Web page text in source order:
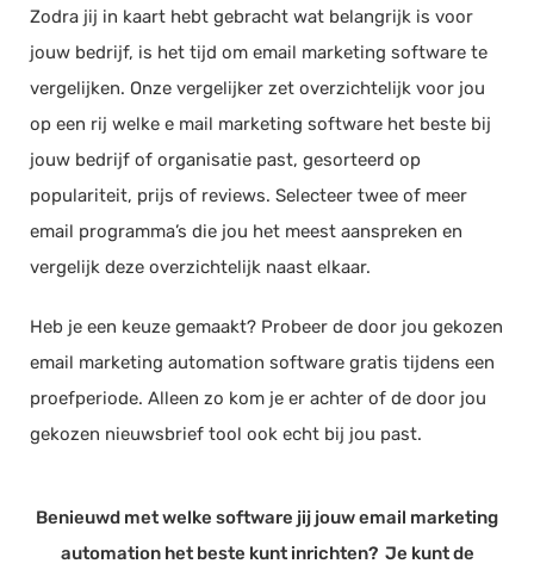
Zodra jij in kaart hebt gebracht wat belangrijk is voor
jouw bedrijf, is het tijd om email marketing software te
vergelijken. Onze vergelijker zet overzichtelijk voor jou
op een rij welke e mail marketing software het beste bij
jouw bedrijf of organisatie past, gesorteerd op
populariteit, prijs of reviews. Selecteer twee of meer
email programma’s die jou het meest aanspreken en
vergelijk deze overzichtelijk naast elkaar.
Heb je een keuze gemaakt? Probeer de door jou gekozen
email marketing automation software gratis tijdens een
proefperiode. Alleen zo kom je er achter of de door jou
gekozen nieuwsbrief tool ook echt bij jou past.
Benieuwd met welke software jij jouw email marketing
automation het beste kunt inrichten? Je kunt de